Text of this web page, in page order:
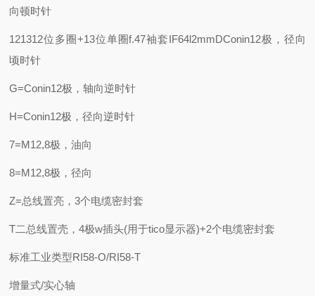
向顿时针
121312位多圈+13位单圈f.47袖套IF64l2mmDConin12极，径向
顷时针
G=Conin12极，轴向逆时针
H=Conin12极，径向逆时针
7=M12,8极，油向
8=M12,8极，径向
Z=总线置亮，3个电缆密封套
T二总线置壳，4极w插头(用于tico显示器)+2个电缆密封套
标准工业类型RI58-O/RI58-T
增量式/实心轴